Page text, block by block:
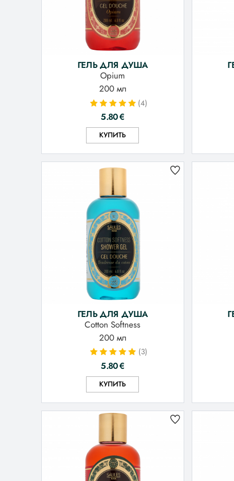
ГЕЛЬ ДЛЯ ДУША
Opium
200 мл
(4)
5.80€
КУПИТЬ
ГЕЛЬ ДЛЯ ДУША
Cotton Softness
200 мл
(3)
5.80€
КУПИТЬ